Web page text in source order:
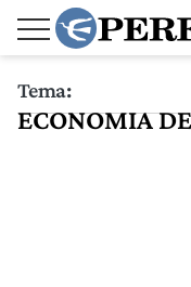
Tema:
ECONOMIA